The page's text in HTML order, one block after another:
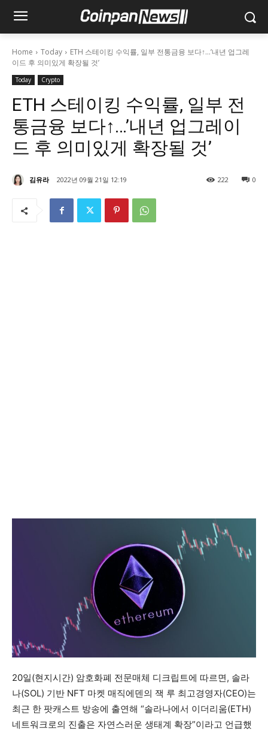
Home Today
ETH 스테이킹 수익률, 일부 전통금융 보다↑…’내년 업그레
이드 후 의미있게 확장될 것’
Today Crypto
ETH 스테이킹 수익률, 일부 전
통금융 보다↑…’내년 업그레이
드 후 의미있게 확장될 것’
김유라 2022년 09월 21일 12:19 0
222
20일(현지시간) 암호화폐 전문매체 디크립트에 따르면, 솔라
나(SOL) 기반 NFT 마켓 매직에덴의 잭 루 최고경영자(CEO)는
최근 한 팟캐스트 방송에 출연해 “솔라나에서 이더리움(ETH)
네트워크로의 진출은 자연스러운 생태계 확장”이라고 언급했